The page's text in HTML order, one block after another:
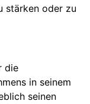
stärken oder zu
die
in seinem
seinen